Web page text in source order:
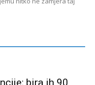
bira ih 90